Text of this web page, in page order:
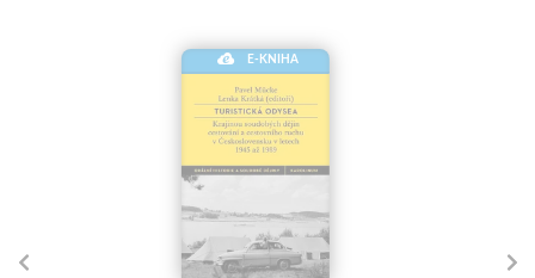
E-KNIHA